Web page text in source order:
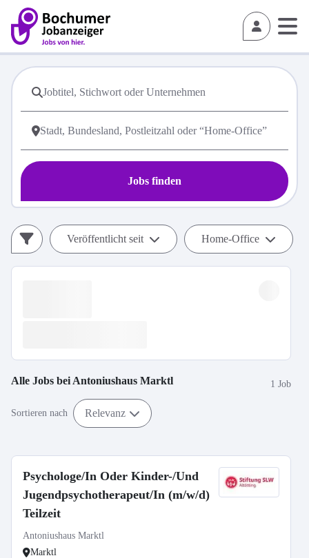
Jobs finden
Veröffentlicht seit Home-Office
Alle Jobs bei Antoniushaus Marktl 1 Job
Sortieren nach Relevanz
Psychologe/In Oder Kinder-/Und
Jugendpsychotherapeut/In (m/w/d)
Teilzeit
Antoniushaus Marktl
Marktl